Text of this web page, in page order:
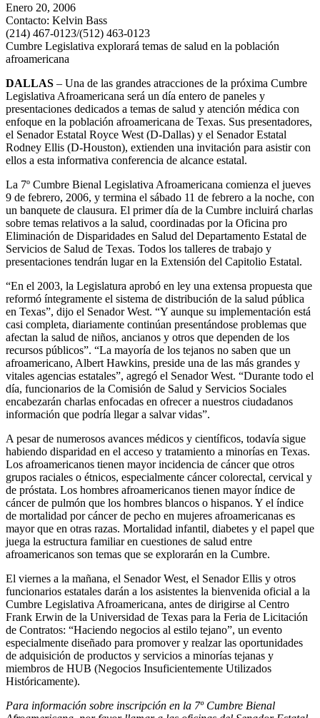
Enero 20, 2006
Contacto: Kelvin Bass
(214) 467-0123/(512) 463-0123
Cumbre Legislativa explorará temas de salud en la población
afroamericana
DALLAS – Una de las grandes atracciones de la próxima Cumbre
Legislativa Afroamericana será un día entero de paneles y
presentaciones dedicados a temas de salud y atención médica con
enfoque en la población afroamericana de Texas. Sus presentadores,
el Senador Estatal Royce West (D-Dallas) y el Senador Estatal
Rodney Ellis (D-Houston), extienden una invitación para asistir con
ellos a esta informativa conferencia de alcance estatal.
La 7º Cumbre Bienal Legislativa Afroamericana comienza el jueves
9 de febrero, 2006, y termina el sábado 11 de febrero a la noche, con
un banquete de clausura. El primer día de la Cumbre incluirá charlas
sobre temas relativos a la salud, coordinadas por la Oficina pro
Eliminación de Disparidades en Salud del Departamento Estatal de
Servicios de Salud de Texas. Todos los talleres de trabajo y
presentaciones tendrán lugar en la Extensión del Capitolio Estatal.
“En el 2003, la Legislatura aprobó en ley una extensa propuesta que
reformó íntegramente el sistema de distribución de la salud pública
en Texas”, dijo el Senador West. “Y aunque su implementación está
casi completa, diariamente continúan presentándose problemas que
afectan la salud de niños, ancianos y otros que dependen de los
recursos públicos”. “La mayoría de los tejanos no saben que un
afroamericano, Albert Hawkins, preside una de las más grandes y
vitales agencias estatales”, agregó el Senador West. “Durante todo el
día, funcionarios de la Comisión de Salud y Servicios Sociales
encabezarán charlas enfocadas en ofrecer a nuestros ciudadanos
información que podría llegar a salvar vidas”.
A pesar de numerosos avances médicos y científicos, todavía sigue
habiendo disparidad en el acceso y tratamiento a minorías en Texas.
Los afroamericanos tienen mayor incidencia de cáncer que otros
grupos raciales o étnicos, especialmente cáncer colorectal, cervical y
de próstata. Los hombres afroamericanos tienen mayor índice de
cáncer de pulmón que los hombres blancos o hispanos. Y el índice
de mortalidad por cáncer de pecho en mujeres afroamericanas es
mayor que en otras razas. Mortalidad infantil, diabetes y el papel que
juega la estructura familiar en cuestiones de salud entre
afroamericanos son temas que se explorarán en la Cumbre.
El viernes a la mañana, el Senador West, el Senador Ellis y otros
funcionarios estatales darán a los asistentes la bienvenida oficial a la
Cumbre Legislativa Afroamericana, antes de dirigirse al Centro
Frank Erwin de la Universidad de Texas para la Feria de Licitación
de Contratos: “Haciendo negocios al estilo tejano”, un evento
especialmente diseñado para promover y realzar las oportunidades
de adquisición de productos y servicios a minorías tejanas y
miembros de HUB (Negocios Insuficientemente Utilizados
Históricamente).
Para información sobre inscripción en la 7º Cumbre Bienal